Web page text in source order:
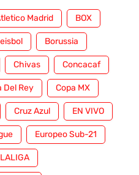
Madrid BOX
Borussia
Chivas Concacaf
Del Rey Copa MX
Cruz Azul EN VIVO
Europeo Sub-21
LALIGA